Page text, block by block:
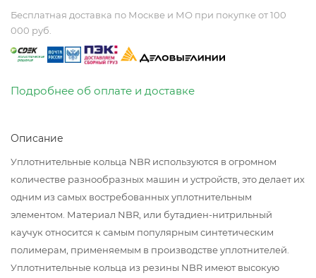
Бесплатная доставка по Москве и МО при покупке от 100
000 руб.
Подробнее об оплате и доставке
Описание
Уплотнительные кольца NBR используются в огромном
количестве разнообразных машин и устройств, это делает их
одним из самых востребованных уплотнительным
элементом. Материал NBR, или бутадиен-нитрильный
каучук относится к самым популярным синтетическим
полимерам, применяемым в производстве уплотнителей.
Уплотнительные кольца из резины NBR имеют высокую